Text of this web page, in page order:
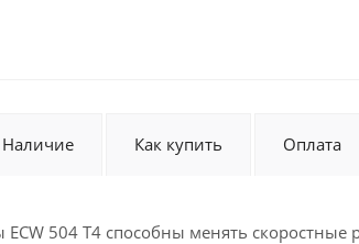
Наличие Как купить Оплата
ECW 504 T4 способны менять